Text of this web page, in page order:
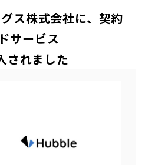
ス株式会社に、契約
サービス
されました